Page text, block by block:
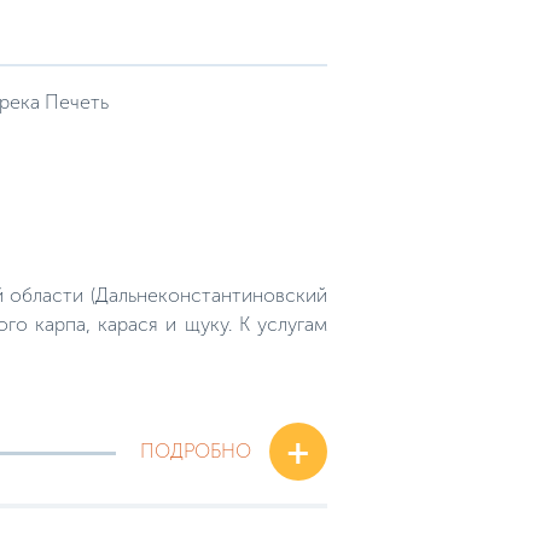
Печеть
(Дальнеконстантиновский
карпа, карася и щуку. К услугам
ПОДРОБНО +